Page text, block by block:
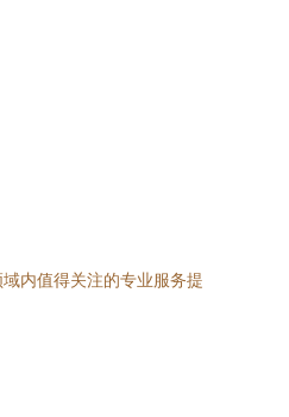
内值得关注的专业服务提